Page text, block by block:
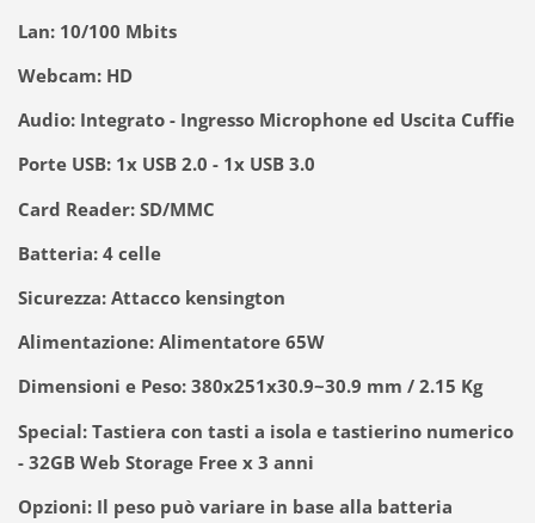
Lan: 10/100 Mbits
Webcam: HD
Audio: Integrato - Ingresso Microphone ed Uscita Cuffie
Porte USB: 1x USB 2.0 - 1x USB 3.0
Card Reader: SD/MMC
Batteria: 4 celle
Sicurezza: Attacco kensington
Alimentazione: Alimentatore 65W
Dimensioni e Peso: 380x251x30.9~30.9 mm / 2.15 Kg
Special: Tastiera con tasti a isola e tastierino numerico
- 32GB Web Storage Free x 3 anni
Opzioni: Il peso può variare in base alla batteria